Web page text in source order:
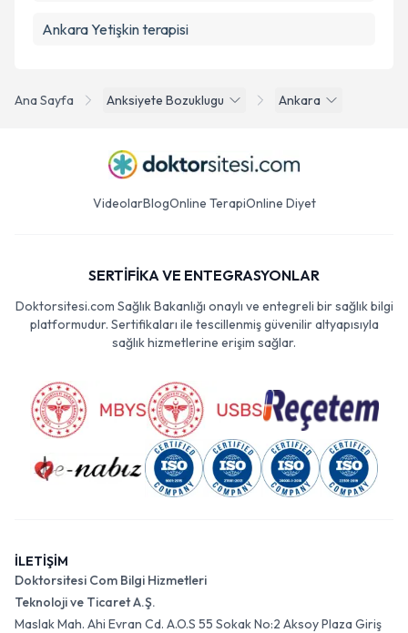
Ana Sayfa Anksiyete Bozuklugu Ankara
Ankara Yetişkin terapisi
VideolarBlogOnline TerapiOnline Diyet
SERTİFİKA VE ENTEGRASYONLAR
Doktorsitesi.com Sağlık Bakanlığı onaylı ve entegreli bir sağlık bilgi
platformudur. Sertifikaları ile tescillenmiş güvenilir altyapısıyla
sağlık hizmetlerine erişim sağlar.
İLETİŞİM
Doktorsitesi Com Bilgi Hizmetleri
Teknoloji ve Ticaret A.Ş.
Maslak Mah. Ahi Evran Cd. A.O.S 55 Sokak No:2 Aksoy Plaza Giriş